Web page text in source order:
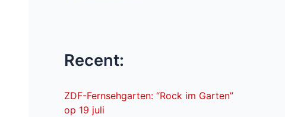
Recent:
ZDF-Fernsehgarten: “Rock im Garten”
op 19 juli